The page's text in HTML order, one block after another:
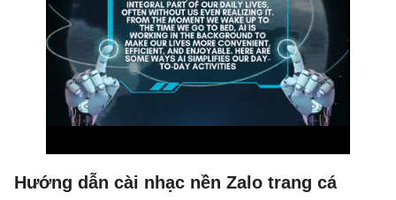
Hướng dẫn cài nhạc nền Zalo trang cá